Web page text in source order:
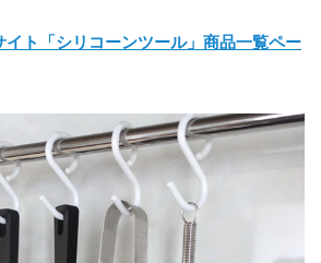
イト「シリコーンツール」商品一覧ペー